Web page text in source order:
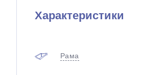
Характеристики
Рама